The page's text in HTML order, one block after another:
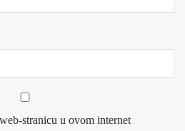
stranicu u ovom internet